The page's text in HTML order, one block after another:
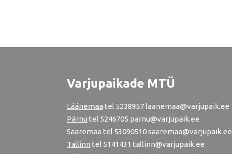
Varjupaikade MTÜ
Läänemaa tel 5238957 laanemaa@varjupaik.ee
Pärnu tel 5246705 parnu@varjupaik.ee
Saaremaa tel 53090510 saaremaa@varjupaik.ee
Tallinn tel 5141431 tallinn@varjupaik.ee